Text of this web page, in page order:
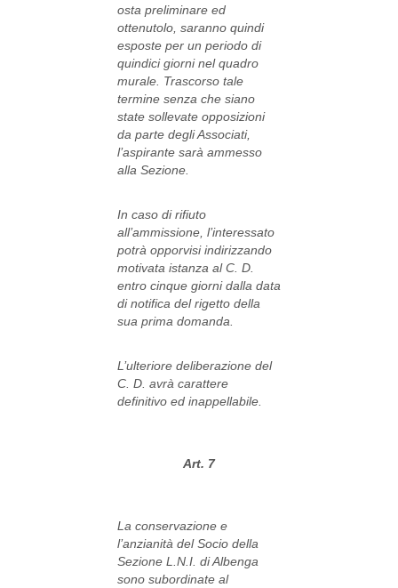
osta preliminare ed
ottenutolo, saranno quindi
esposte per un periodo di
quindici giorni nel quadro
murale. Trascorso tale
termine senza che siano
state sollevate opposizioni
da parte degli Associati,
l’aspirante sarà ammesso
alla Sezione.
In caso di rifiuto
all’ammissione, l’interessato
potrà opporvisi indirizzando
motivata istanza al C. D.
entro cinque giorni dalla data
di notifica del rigetto della
sua prima domanda.
L’ulteriore deliberazione del
C. D. avrà carattere
definitivo ed inappellabile.
Art. 7
La conservazione e
l’anzianità del Socio della
Sezione L.N.I. di Albenga
sono subordinate al